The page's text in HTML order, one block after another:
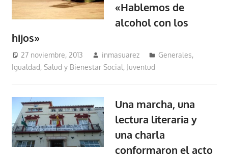
«Hablemos de
alcohol con los
hijos»
27 noviembre, 2013 inmasuarez Generales,
Igualdad, Salud y Bienestar Social, Juventud
Una marcha, una
lectura literaria y
una charla
conformaron el acto